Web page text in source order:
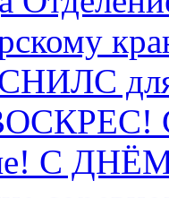
СНИЛС
С
C